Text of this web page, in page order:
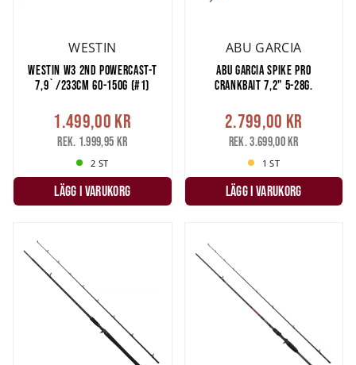
samlat in när du har använt deras tjänster.
WESTIN
WESTIN W3 2ND POWERCAST-T
7,9`/233CM 60-150G (#1)
1.499,00 kr
Rek. 1.999,95 kr
2 ST
LÄGG I VARUKORG
ABU GARCIA
ABU GARCIA SPIKE PRO
CRANKBAIT 7,2" 5-28G.
2.799,00 kr
Rek. 3.699,00 kr
1 ST
LÄGG I VARUKORG